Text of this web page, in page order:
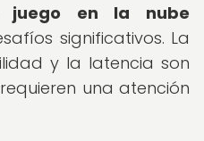
juego en la nube
significativos. La
y la latencia son
una atención